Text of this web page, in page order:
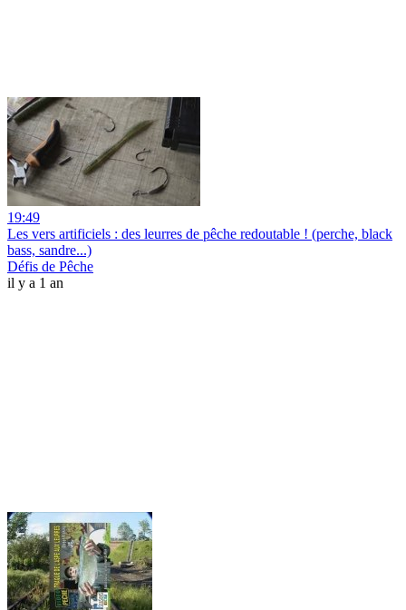
19:49
Les vers artificiels : des leurres de pêche redoutable ! (perche, black
bass, sandre...)
Défis de Pêche
il y a 1 an